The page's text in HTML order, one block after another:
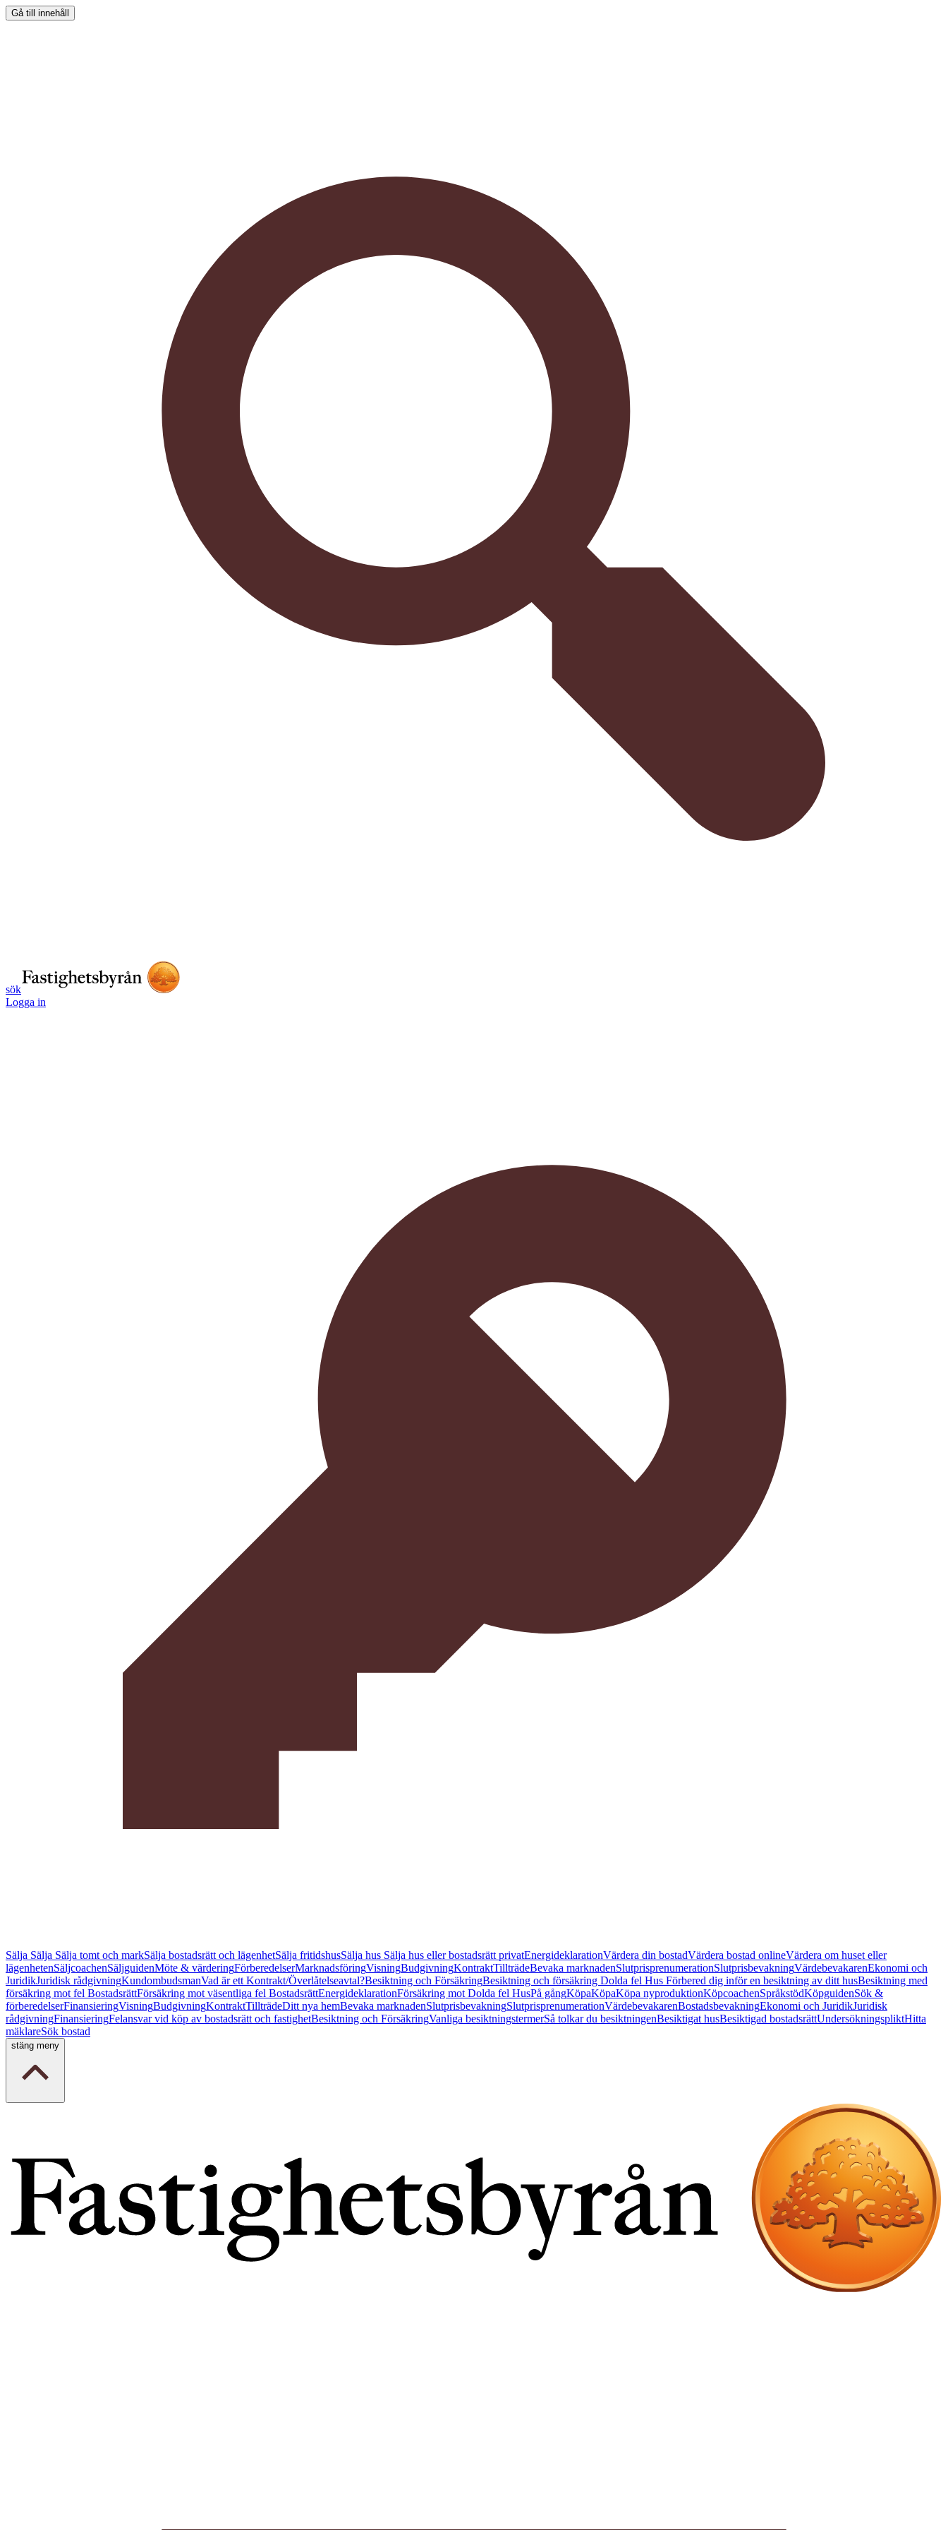
Gå till innehåll
sök
Logga in
Sälja Sälja Sälja tomt och markSälja bostadsrätt och lägenhetSälja fritidshusSälja hus Sälja hus eller bostadsrätt privatEnergideklarationVärdera din bostadVärdera bostad onlineVärdera om huset eller
lägenhetenSäljcoachenSäljguidenMöte & värderingFörberedelserMarknadsföringVisningBudgivningKontraktTillträdeBevaka marknadenSlutprisprenumerationSlutprisbevakningVärdebevakarenEkonomi och
JuridikJuridisk rådgivningKundombudsmanVad är ett Kontrakt/Överlåtelseavtal?Besiktning och FörsäkringBesiktning och försäkring Dolda fel Hus Förbered dig inför en besiktning av ditt husBesiktning med
försäkring mot fel BostadsrättFörsäkring mot väsentliga fel BostadsrättEnergideklarationFörsäkring mot Dolda fel HusPå gångKöpaKöpaKöpa nyproduktionKöpcoachenSpråkstödKöpguidenSök &
förberedelserFinansieringVisningBudgivningKontraktTillträdeDitt nya hemBevaka marknadenSlutprisbevakningSlutprisprenumerationVärdebevakarenBostadsbevakningEkonomi och JuridikJuridisk
rådgivningFinansieringFelansvar vid köp av bostadsrätt och fastighetBesiktning och FörsäkringVanliga besiktningstermerSå tolkar du besiktningenBesiktigat husBesiktigad bostadsrättUndersökningspliktHitta
mäklareSök bostad
stäng meny